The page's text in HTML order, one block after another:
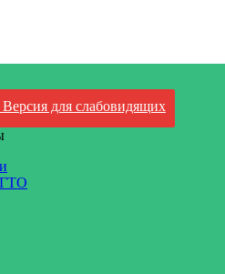
Версия для слабовидящих